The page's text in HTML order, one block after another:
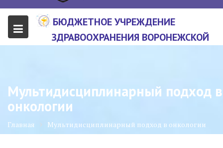
БЮДЖЕТНОЕ УЧРЕЖДЕНИЕ
ЗДРАВООХРАНЕНИЯ ВОРОНЕЖСКОЙ
КЛИНИЧЕСКИЙ ОНКОЛОГИЧЕСКИЙ
ЦЕНТР"
Мультидисциплинарный подход в
онкологии
Главная Мультидисциплинарный подход в онкологии